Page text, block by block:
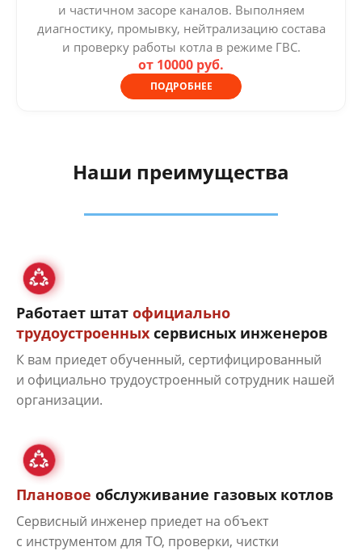
и частичном засоре каналов. Выполняем
диагностику, промывку, нейтрализацию состава
и проверку работы котла в режиме ГВС.
от 10000 руб.
ПОДРОБНЕЕ
Наши преимущества
Работает штат официально
трудоустроенных сервисных инженеров
К вам приедет обученный, сертифицированный
и официально трудоустроенный сотрудник нашей
организации.
Плановое обслуживание газовых котлов
Сервисный инженер приедет на объект
с инструментом для ТО, проверки, чистки